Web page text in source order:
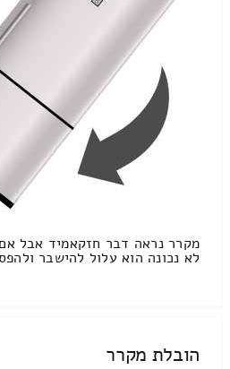
מקרר נראה דבר חזקאמיד אבל אם
לא נכונה הוא עלול להישבר
הובלת מקרר